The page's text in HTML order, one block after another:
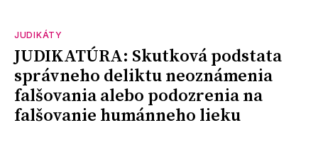
JUDIKÁTY
JUDIKATÚRA: Skutková podstata
správneho deliktu neoznámenia
falšovania alebo podozrenia na
falšovanie humánneho lieku